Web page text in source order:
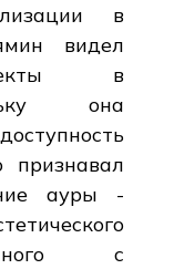
в
видел
в
она
признавал
ауры -
с